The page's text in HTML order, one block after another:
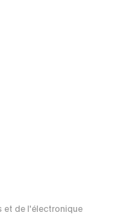
et de l'électronique